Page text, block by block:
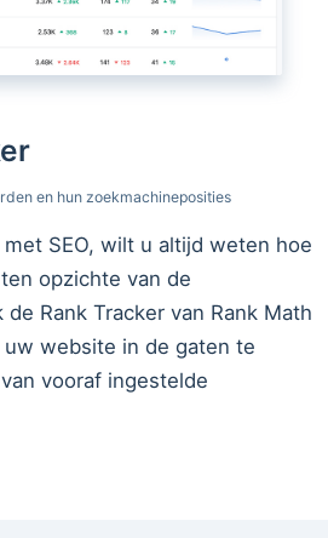
en hun zoekmachineposities
SEO, wilt u altijd weten hoe
opzichte van de
Rank Tracker van Rank Math
website in de gaten te
vooraf ingestelde